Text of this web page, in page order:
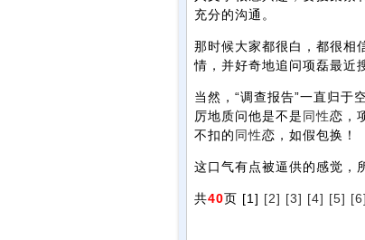
充分的沟通。
那时候大家都很白，都很相
情，并好奇地追问项磊最近
当然，“调查报告”一直归于
厉地质问他是不是同性恋，
不扣的同性恋，如假包换！
这口气有点被逼供的感觉，
共40页 [1] [2] [3] [4] [5] [6]